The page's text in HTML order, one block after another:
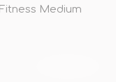
Medium